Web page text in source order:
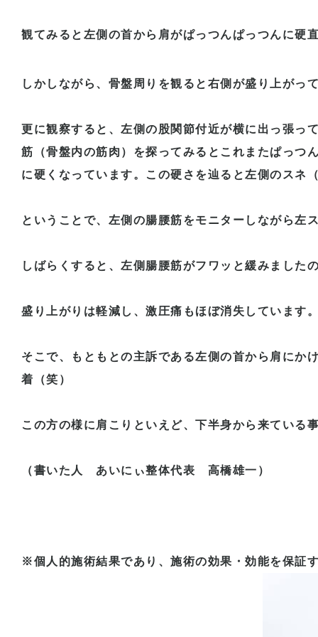
観てみると左側の首から肩がぱっつんぱっつんに硬
しかしながら、骨盤周りを観ると右側が盛り上がっ
更に観察すると、左側の股関節付近が横に出っ張っ
筋（骨盤内の筋肉）を探ってみるとこれまたぱっつ
に硬くなっています。この硬さを辿ると左側のスネ
ということで、左側の腸腰筋をモニターしながら左
しばらくすると、左側腸腰筋がフワッと緩みました
盛り上がりは軽減し、激圧痛もほぼ消失しています
そこで、もともとの主訴である左側の首から肩にか
着（笑）
この方の様に肩こりといえど、下半身から来ている
（書いた人 あいにぃ整体代表 高橋雄一）
※個人的施術結果であり、施術の効果・効能を保証